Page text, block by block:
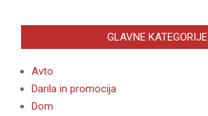
GLAVNE KATEGORIJE
Avto
Darila in promocija
Dom